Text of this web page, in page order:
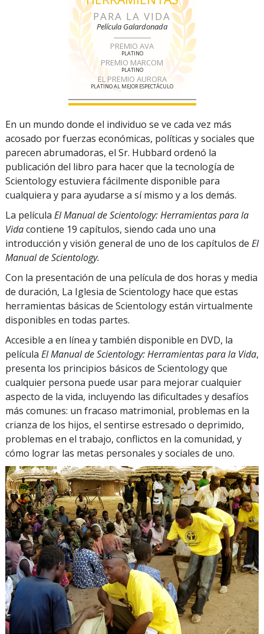
PARA LA VIDA
Película Galardonada
PREMIO AVA
PLATINO
PREMIO MARCOM
PLATINO
EL PREMIO AURORA
PLATINO AL MEJOR ESPECTÁCULO
En un mundo donde el individuo se ve cada vez más
acosado por fuerzas económicas, políticas y sociales que
parecen abrumadoras, el Sr. Hubbard ordenó la
publicación del libro para hacer que la tecnología de
Scientology estuviera fácilmente disponible para
cualquiera y para ayudarse a sí mismo y a los demás.
La película El Manual de Scientology: Herramientas para la
Vidacontiene 19 capítulos, siendo cada uno una
introducción y visión general de uno de los capítulos de El
Manual de Scientology.
Con la presentación de una película de dos horas y media
de duración, La Iglesia de Scientology hace que estas
herramientas básicas de Scientology están virtualmente
disponibles en todas partes.
Accesible a en línea y también disponible en DVD, la
película El Manual de Scientology: Herramientas para la Vida,
presenta los principios básicos de Scientology que
cualquier persona puede usar para mejorar cualquier
aspecto de la vida, incluyendo las dificultades y desafíos
más comunes: un fracaso matrimonial, problemas en la
crianza de los hijos, el sentirse estresado o deprimido,
problemas en el trabajo, conflictos en la comunidad, y
cómo lograr las metas personales y sociales de uno.